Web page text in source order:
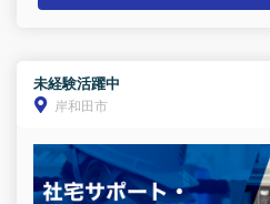
未経験活躍中
岸和田市